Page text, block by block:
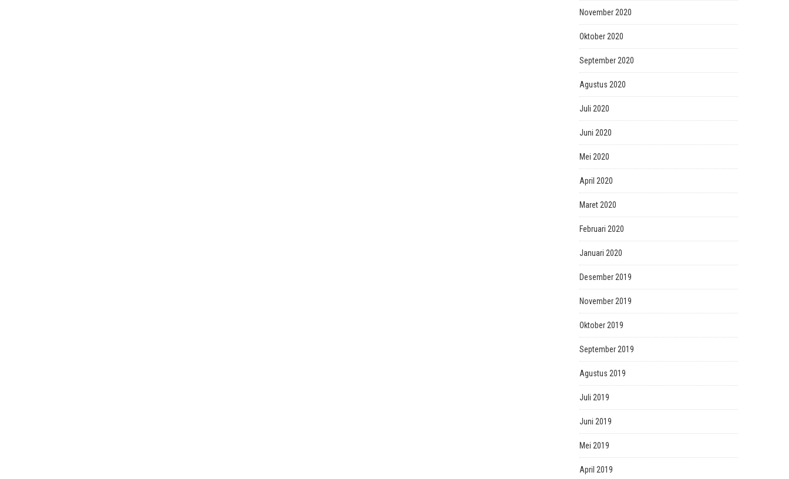
November 2020
Oktober 2020
September 2020
Agustus 2020
Juli 2020
Juni 2020
Mei 2020
April 2020
Maret 2020
Februari 2020
Januari 2020
Desember 2019
November 2019
Oktober 2019
September 2019
Agustus 2019
Juli 2019
Juni 2019
Mei 2019
April 2019